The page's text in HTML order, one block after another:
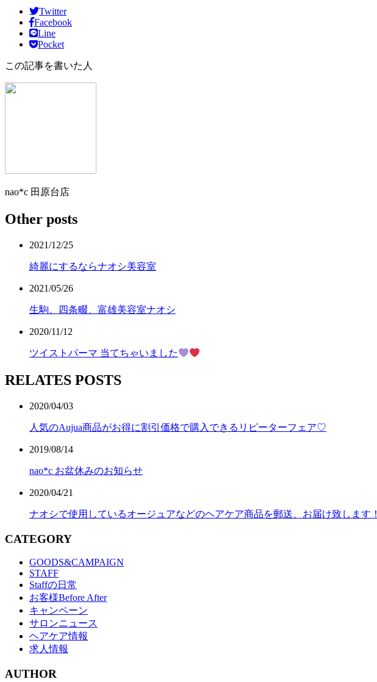
Twitter
Facebook
Line
Pocket
この記事を書いた人
nao*c 田原台店
Other posts
2021/12/25
綺麗にするならナオシ美容室
2021/05/26
生駒、四条畷、富雄美容室ナオシ
2020/11/12
ツイストパーマ 当てちゃいました
RELATES POSTS
2020/04/03
人気のAujua商品がお得に割引価格で購入できるリピーターフェア♡
2019/08/14
nao*c お盆休みのお知らせ
2020/04/21
ナオシで使用しているオージュアなどのヘアケア商品を郵送、お届け致します！
CATEGORY
GOODS&CAMPAIGN
STAFF
Staffの日常
お客様Before After
キャンペーン
サロンニュース
ヘアケア情報
求人情報
AUTHOR